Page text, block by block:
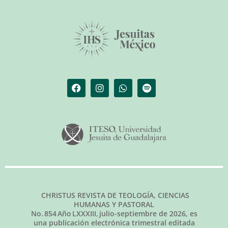
CHRISTUS REVISTA DE TEOLOGÍA, CIENCIAS
HUMANAS Y PASTORAL
No.854Año LXXXIII, julio-septiembre de 2026, es
una publicación electrónica trimestral editada